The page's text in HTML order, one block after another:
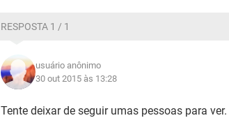
RESPOSTA 1 / 1
usuário anônimo
30 out 2015 às 13:28
Tente deixar de seguir umas pessoas para